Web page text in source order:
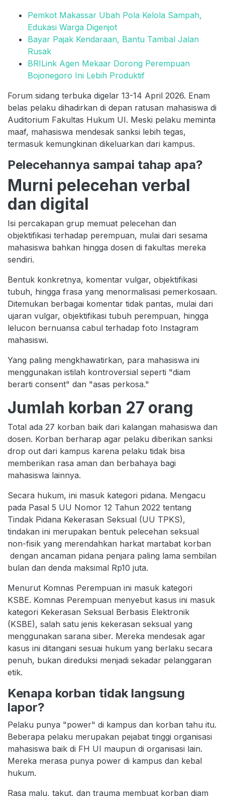
Pemkot Makassar Ubah Pola Kelola Sampah,
Edukasi Warga Digenjot
Bayar Pajak Kendaraan, Bantu Tambal Jalan
Rusak
BRILink Agen Mekaar Dorong Perempuan
Bojonegoro Ini Lebih Produktif
Forum sidang terbuka digelar 13-14 April 2026. Enam
belas pelaku dihadirkan di depan ratusan mahasiswa di
Auditorium Fakultas Hukum UI. Meski pelaku meminta
maaf, mahasiswa mendesak sanksi lebih tegas,
termasuk kemungkinan dikeluarkan dari kampus.
Pelecehannya sampai tahap apa?
Murni pelecehan verbal
dan digital
Isi percakapan grup memuat pelecehan dan
objektifikasi terhadap perempuan, mulai dari sesama
mahasiswa bahkan hingga dosen di fakultas mereka
sendiri.
Bentuk konkretnya, komentar vulgar, objektifikasi
tubuh, hingga frasa yang menormalisasi pemerkosaan.
Ditemukan berbagai komentar tidak pantas, mulai dari
ujaran vulgar, objektifikasi tubuh perempuan, hingga
lelucon bernuansa cabul terhadap foto Instagram
mahasiswi.
Yang paling mengkhawatirkan, para mahasiswa ini
menggunakan istilah kontroversial seperti "diam
berarti consent" dan "asas perkosa."
Jumlah korban 27 orang
Total ada 27 korban baik dari kalangan mahasiswa dan
dosen. Korban berharap agar pelaku diberikan sanksi
drop out dari kampus karena pelaku tidak bisa
memberikan rasa aman dan berbahaya bagi
mahasiswa lainnya.
Secara hukum, ini masuk kategori pidana. Mengacu
pada Pasal 5 UU Nomor 12 Tahun 2022 tentang
Tindak Pidana Kekerasan Seksual (UU TPKS),
tindakan ini merupakan bentuk pelecehan seksual
non-fisik yang merendahkan harkat martabat korban
dengan ancaman pidana penjara paling lama sembilan
bulan dan denda maksimal Rp10 juta.
Menurut Komnas Perempuan ini masuk kategori
KSBE. Komnas Perempuan menyebut kasus ini masuk
kategori Kekerasan Seksual Berbasis Elektronik
(KSBE), salah satu jenis kekerasan seksual yang
menggunakan sarana siber. Mereka mendesak agar
kasus ini ditangani sesuai hukum yang berlaku secara
penuh, bukan direduksi menjadi sekadar pelanggaran
etik.
Kenapa korban tidak langsung
lapor?
Pelaku punya "power" di kampus dan korban tahu itu.
Beberapa pelaku merupakan pejabat tinggi organisasi
mahasiswa baik di FH UI maupun di organisasi lain.
Mereka merasa punya power di kampus dan kebal
hukum.
Rasa malu, takut, dan trauma membuat korban diam